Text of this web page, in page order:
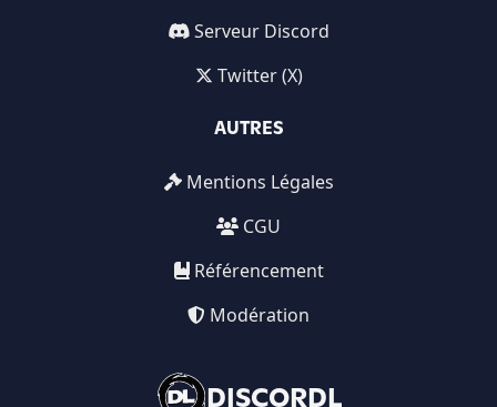
DISCORDL
Serveur Discord
Twitter (X)
AUTRES
Mentions Légales
CGU
Référencement
Modération